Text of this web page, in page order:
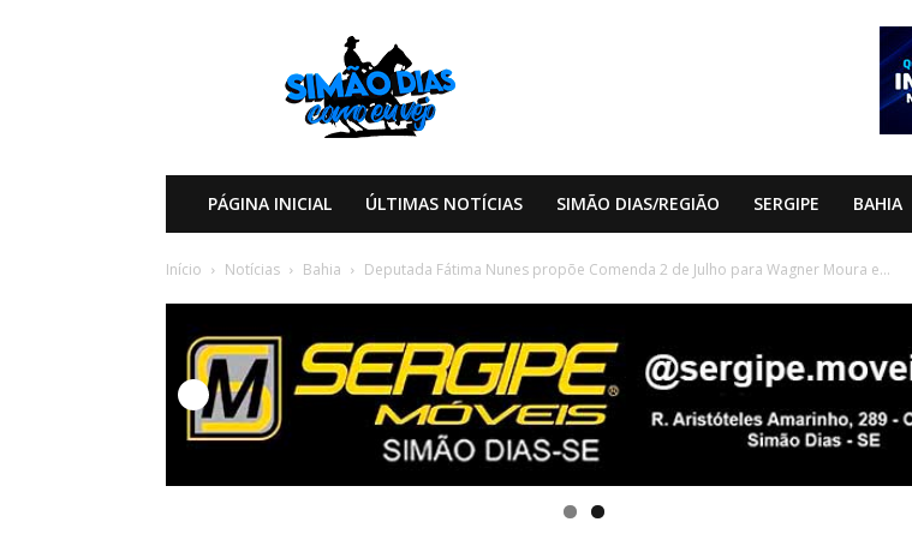
PÁGINA INICIAL ÚLTIMAS NOTÍCIAS SIMÃO DIAS/REGIÃO SERGIPE BAHIA
Início Notícias Bahia Deputada Fátima Nunes propõe Comenda 2 de Julho para Wagner Moura e...